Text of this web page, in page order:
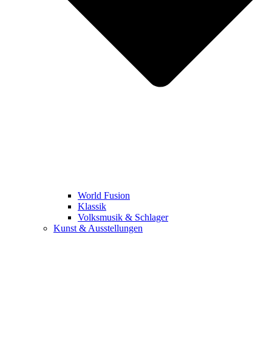
World Fusion
Klassik
Volksmusik & Schlager
Kunst & Ausstellungen